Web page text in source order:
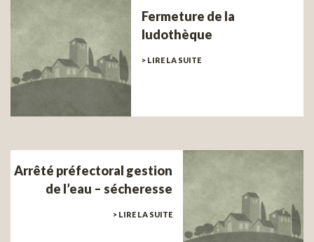
Fermeture de la
ludothèque
> LIRE LA SUITE
Arrêté préfectoral gestion
de l’eau – sécheresse
> LIRE LA SUITE